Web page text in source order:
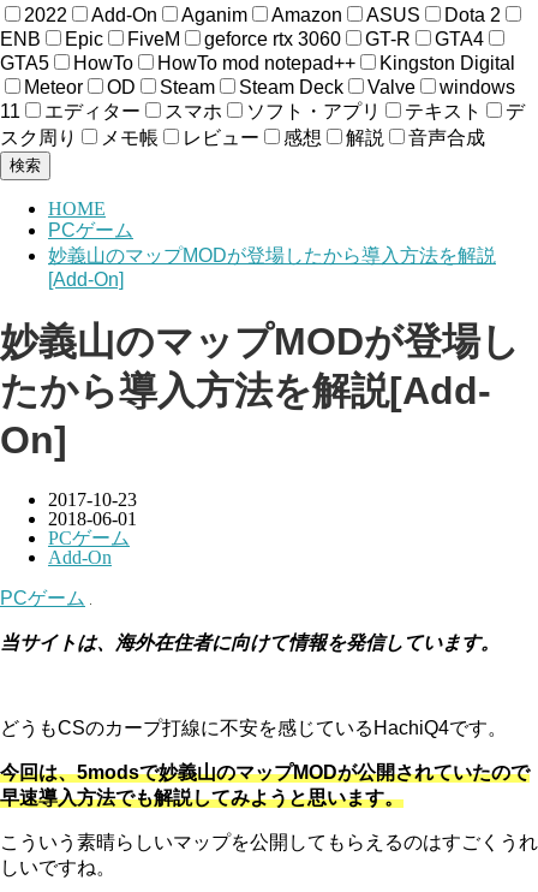
2022 Add-On Aganim Amazon ASUS
Dota 2
ENB
Epic FiveM geforce rtx 3060 GT-R
GTA4
GTA5
HowTo HowTo mod notepad++
Kingston Digital
Meteor
OD Steam Steam Deck Valve
windows
11
エディター スマホ ソフト・アプリ テキスト
デ
スク周り
メモ帳 レビュー 感想 解説 音声合成
検索
HOME
PCゲーム
妙義山のマップMODが登場したから導入方法を解説
[Add-On]
妙義山のマップMODが登場し
たから導入方法を解説[Add-
On]
2017-10-23
2018-06-01
PCゲーム
Add-On
PCゲーム
当サイトは、海外在住者に向けて情報を発信しています。
どうもCSのカープ打線に不安を感じているHachiQ4です。
今回は、5modsで妙義山のマップMODが公開されていたので
早速導入方法でも解説してみようと思います。
こういう素晴らしいマップを公開してもらえるのはすごくうれ
しいですね。